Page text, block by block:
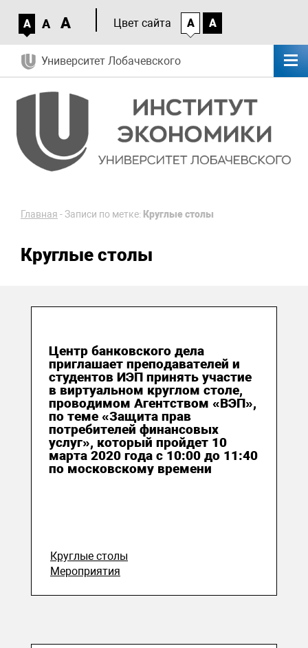
A A A Цвет сайта A A
Университет Лобачевского
Главная -Записи по метке: Круглые столы
Круглые столы
Центр банковского дела
приглашает преподавателей и
студентов ИЭП принять участие
в виртуальном круглом столе,
проводимом Агентством «ВЭП»,
по теме «Защита прав
потребителей финансовых
услуг», который пройдет 10
марта 2020 года с 10:00 до 11:40
по московскому времени
Круглые столы
Мероприятия